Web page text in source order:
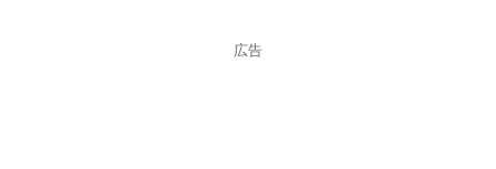
広告